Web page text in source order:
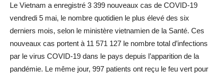
Le Vietnam a enregistré 3 399 nouveaux cas de COVID-19
vendredi 5 mai, le nombre quotidien le plus élevé des six
derniers mois, selon le ministère vietnamien de la Santé. Ces
nouveaux cas portent à 11 571 127 le nombre total d’infections
par le virus COVID-19 dans le pays depuis l’apparition de la
pandémie. Le même jour, 997 patients ont reçu le feu vert pour